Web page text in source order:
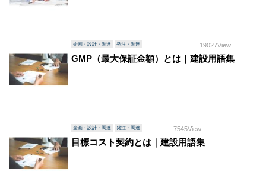
企画・設計・調達 発注・調達 19027View
GMP（最大保証金額）とは｜建設用語集
企画・設計・調達 発注・調達 7545View
目標コスト契約とは｜建設用語集